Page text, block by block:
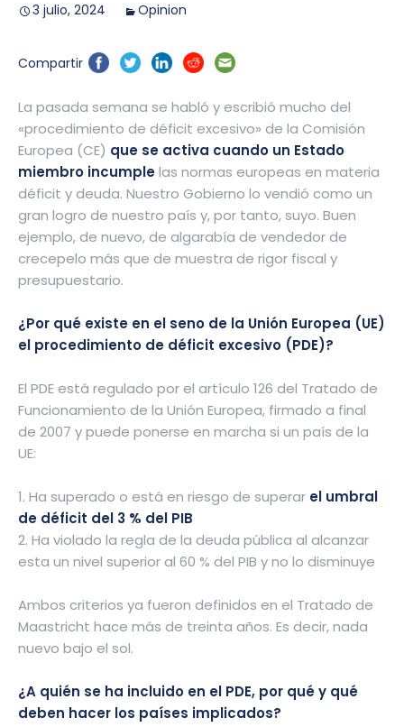
3 julio, 2024 Opinion
Compartir
La pasada semana se habló y escribió mucho del
«procedimiento de déficit excesivo» de la Comisión
Europea (CE) que se activa cuando un Estado
miembro incumplelas normas europeas en materia
déficit y deuda. Nuestro Gobierno lo vendió como un
gran logro de nuestro país y, por tanto, suyo. Buen
ejemplo, de nuevo, de algarabía de vendedor de
crecepelo más que de muestra de rigor fiscal y
presupuestario.
¿Por qué existe en el seno de la Unión Europea (UE)
el procedimiento de déficit excesivo (PDE)?
El PDE está regulado por el artículo 126 del Tratado de
Funcionamiento de la Unión Europea, firmado a final
de 2007 y puede ponerse en marcha si un país de la
UE:
1. Ha superado o está en riesgo de superar el umbral
de déficit del 3 % del PIB
2. Ha violado la regla de la deuda pública al alcanzar
esta un nivel superior al 60 % del PIB y no lo disminuye
Ambos criterios ya fueron definidos en el Tratado de
Maastricht hace más de treinta años. Es decir, nada
nuevo bajo el sol.
¿A quién se ha incluido en el PDE, por qué y qué
deben hacer los países implicados?